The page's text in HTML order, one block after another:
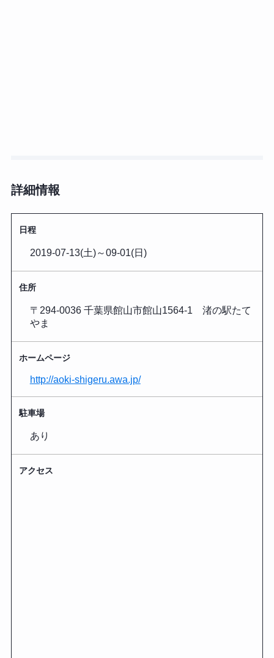
詳細情報
日程
2019-07-13(土)～09-01(日)
住所
〒294-0036 千葉県館山市館山1564-1 渚の駅たて
やま
ホームページ
http://aoki-shigeru.awa.jp/
駐車場
あり
アクセス